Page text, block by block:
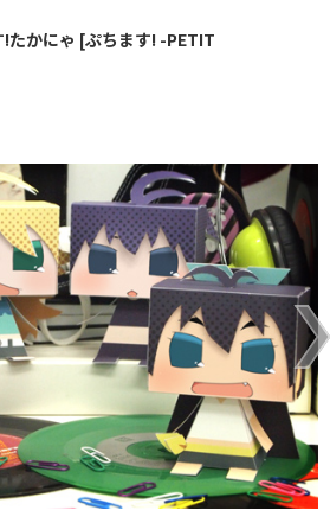
たかにゃ [ぷちます! -PETIT